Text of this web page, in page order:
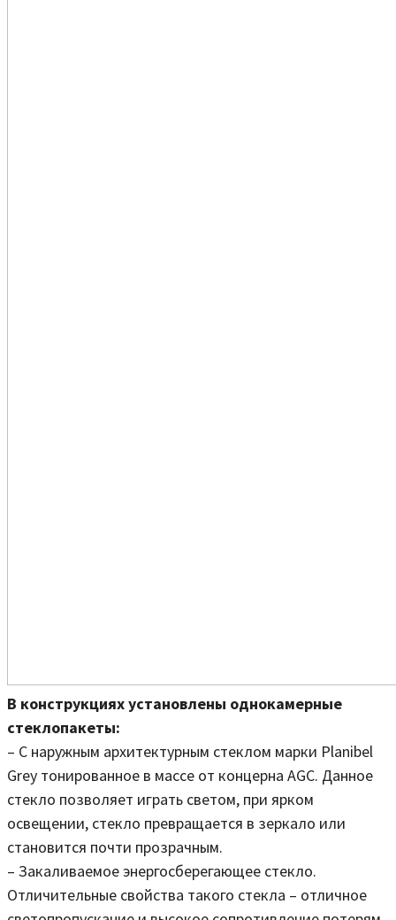
В конструкциях установлены однокамерные
стеклопакеты:
– С наружным архитектурным стеклом марки Planibel
Grey тонированное в массе от концерна AGC. Данное
стекло позволяет играть светом, при ярком
освещении, стекло превращается в зеркало или
становится почти прозрачным.
– Закаливаемое энергосберегающее стекло.
Отличительные свойства такого стекла – отличное